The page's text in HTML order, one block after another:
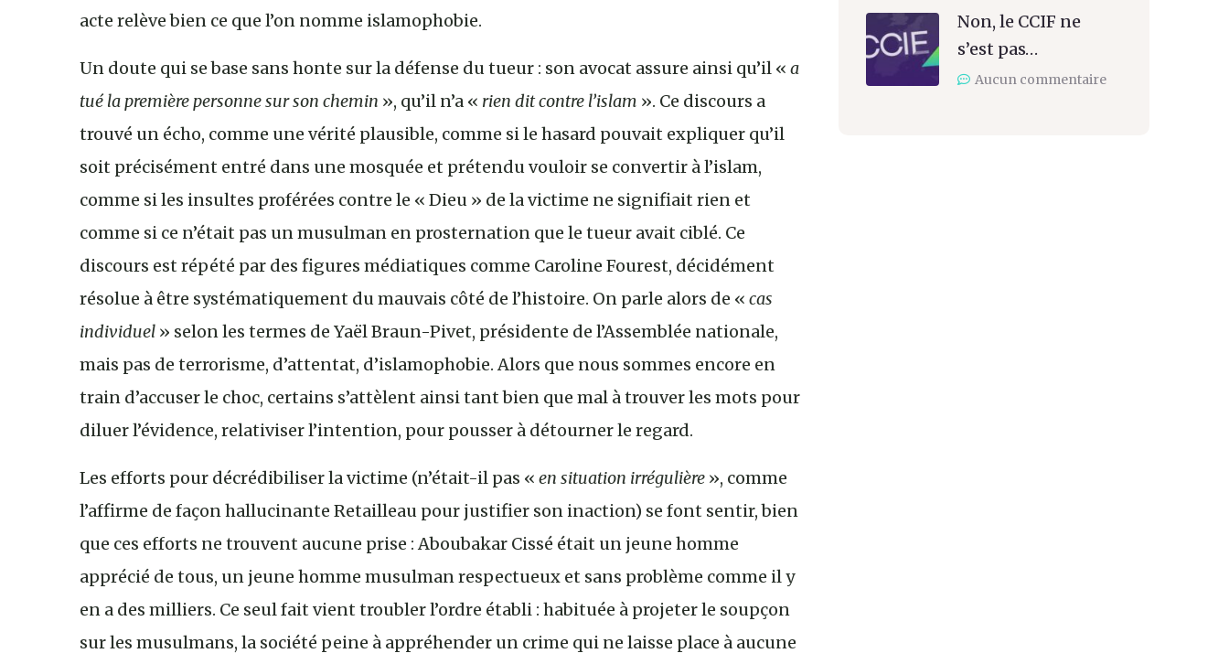
acte relève bien ce que l’on nomme islamophobie.
Un doute qui se base sans honte sur la défense du tueur : son avocat assure ainsi qu’il « a
tué la première personne sur son chemin », qu’il n’a « rien dit contre l’islam ». Ce discours a
trouvé un écho, comme une vérité plausible, comme si le hasard pouvait expliquer qu’il
soit précisément entré dans une mosquée et prétendu vouloir se convertir à l’islam,
comme si les insultes proférées contre le « Dieu » de la victime ne signifiait rien et
comme si ce n’était pas un musulman en prosternation que le tueur avait ciblé. Ce
discours est répété par des figures médiatiques comme Caroline Fourest, décidément
résolue à être systématiquement du mauvais côté de l’histoire. On parle alors de « cas
individuel » selon les termes de Yaël Braun-Pivet, présidente de l’Assemblée nationale,
mais pas de terrorisme, d’attentat, d’islamophobie. Alors que nous sommes encore en
train d’accuser le choc, certains s’attèlent ainsi tant bien que mal à trouver les mots pour
diluer l’évidence, relativiser l’intention, pour pousser à détourner le regard.
Les efforts pour décrédibiliser la victime (n’était-il pas « en situation irrégulière », comme
l’affirme de façon hallucinante Retailleau pour justifier son inaction) se font sentir, bien
que ces efforts ne trouvent aucune prise : Aboubakar Cissé était un jeune homme
apprécié de tous, un jeune homme musulman respectueux et sans problème comme il y
en a des milliers. Ce seul fait vient troubler l’ordre établi : habituée à projeter le soupçon
sur les musulmans, la société peine à appréhender un crime qui ne laisse place à aucune
Non, le CCIF ne
s’est pas…
Aucun commentaire